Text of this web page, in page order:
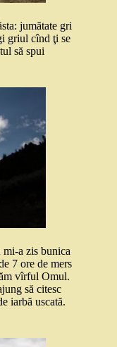
jumătate gri
griul cînd ţi se
să spui
a zis bunica
7 ore de mers
vîrful Omul.
să citesc
iarbă uscată.